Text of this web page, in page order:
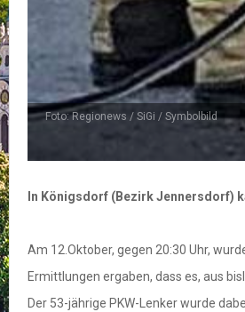
Foto: Regionews / SiGi / Symbolbild
In Königsdorf (Bezirk Jennersdorf)
Am 12.Oktober, gegen 20:30 Uhr,
Ermittlungen ergaben, dass es, aus
Der 53-jährige PKW-Lenker wurde